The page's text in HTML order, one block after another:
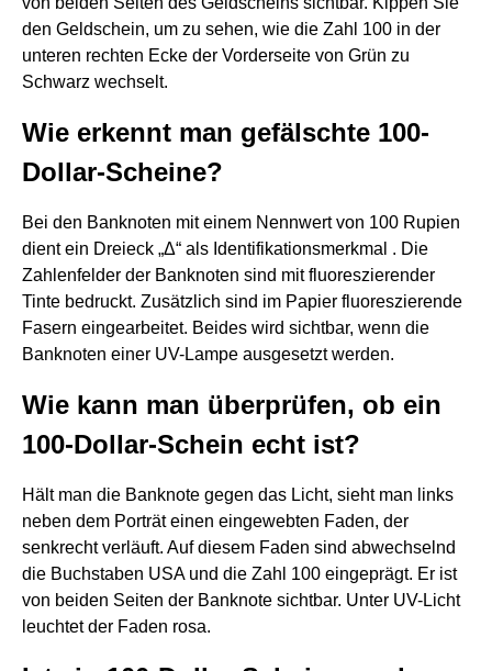
den Geldschein, um zu sehen, wie die Zahl 100 in der
unteren rechten Ecke der Vorderseite von Grün zu
Schwarz wechselt.
Wie erkennt man gefälschte 100-
Dollar-Scheine?
Bei den Banknoten mit einem Nennwert von 100 Rupien
dient ein Dreieck „Δ“ als Identifikationsmerkmal . Die
Zahlenfelder der Banknoten sind mit fluoreszierender
Tinte bedruckt. Zusätzlich sind im Papier fluoreszierende
Fasern eingearbeitet. Beides wird sichtbar, wenn die
Banknoten einer UV-Lampe ausgesetzt werden.
Wie kann man überprüfen, ob ein
100-Dollar-Schein echt ist?
Hält man die Banknote gegen das Licht, sieht man links
neben dem Porträt einen eingewebten Faden, der
senkrecht verläuft. Auf diesem Faden sind abwechselnd
die Buchstaben USA und die Zahl 100 eingeprägt. Er ist
von beiden Seiten der Banknote sichtbar. Unter UV-Licht
leuchtet der Faden rosa.